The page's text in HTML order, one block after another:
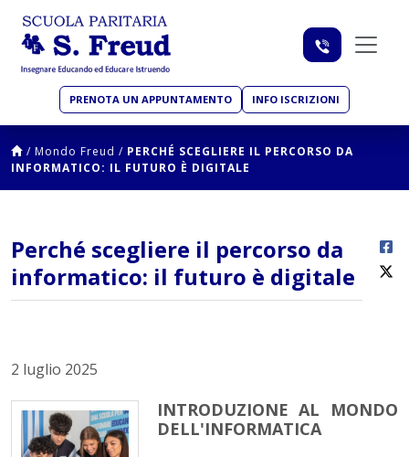
PRENOTA UN APPUNTAMENTO INFO ISCRIZIONI
/ Mondo Freud / PERCHÉ SCEGLIERE IL PERCORSO DA
INFORMATICO: IL FUTURO È DIGITALE
Perché scegliere il percorso da
informatico: il futuro è digitale
2 luglio 2025
INTRODUZIONE AL MONDO
DELL'INFORMATICA